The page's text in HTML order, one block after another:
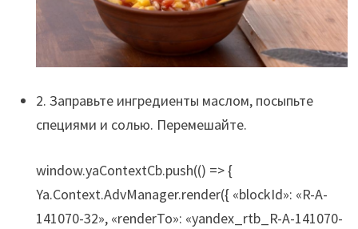
2. Заправьте ингредиенты маслом, посыпьте
специями и солью. Перемешайте.
window.yaContextCb.push(() => {
Ya.Context.AdvManager.render({ «blockId»: «R-A-
141070-32», «renderTo»: «yandex_rtb_R-A-141070-